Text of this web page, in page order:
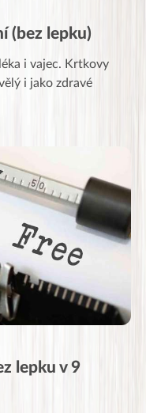
(bez lepku)
i vajec. Krtkovy
i jako zdravé
lepku v 9